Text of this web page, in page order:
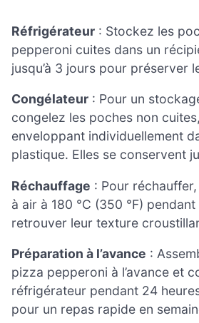
Réfrigérateur : Stockez les
pepperoni cuites dans un
jusqu’à 3 jours pour préserver
Congélateur : Pour un
congelez les poches non
enveloppant individuellement
plastique. Elles se conservent
Réchauffage : Pour
à air à 180 °C (350 °F)
retrouver leur texture
Préparation à l’avance :
pizza pepperoni à l’avance et
réfrigérateur pendant 24
pour un repas rapide en